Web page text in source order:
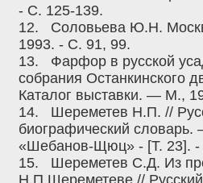
- С. 125-139.
12.
Соловьева Ю.Н.
1993. - С. 91, 99.
13.
Фарфор в русской
собрания Останкинского
Каталог выставки. — М.,
14.
Шереметев Н.П. //
биографический
«Шебанов-Щюц» - [Т. 23]. -
15.
Шереметев С.Д. Из